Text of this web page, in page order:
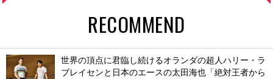
RECOMMEND
世界の頂点に君臨し続けるオランダの超人ハリー・ラ
ブレイセンと日本のエースの太田海也「絶対王者から